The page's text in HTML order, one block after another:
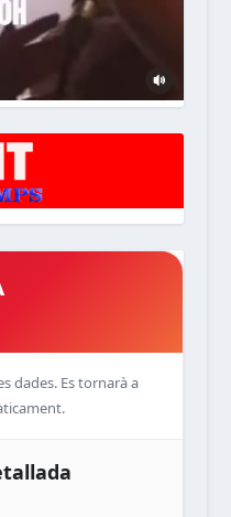
dades. Es tornarà a